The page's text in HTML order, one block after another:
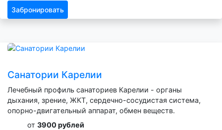
Забронировать
Санатории Карелии
Лечебный профиль санаториев Карелии - органы
дыхания, зрение, ЖКТ, сердечно-сосудистая система,
опорно-двигательный аппарат, обмен веществ.
от 3900 рублей